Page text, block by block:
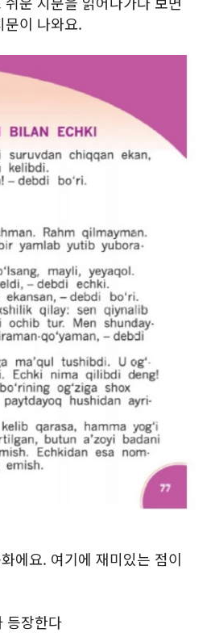
문이 나와요.
에요. 여기에 재미있는 점이
등장한다